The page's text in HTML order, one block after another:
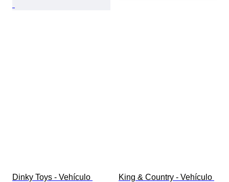
Dinky Toys - Vehículo
King & Country - Vehículo